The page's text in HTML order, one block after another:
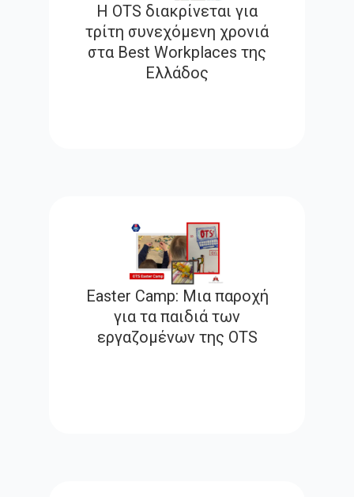
Η OTS διακρίνεται για
τρίτη συνεχόμενη χρονιά
στα Best Workplaces της
Ελλάδος
Easter Camp: Μια παροχή
για τα παιδιά των
εργαζoμένων της OTS